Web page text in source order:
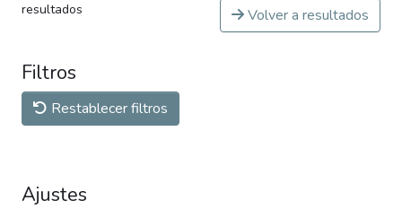
resultados Volver a resultados
Filtros
Restablecer filtros
Ajustes